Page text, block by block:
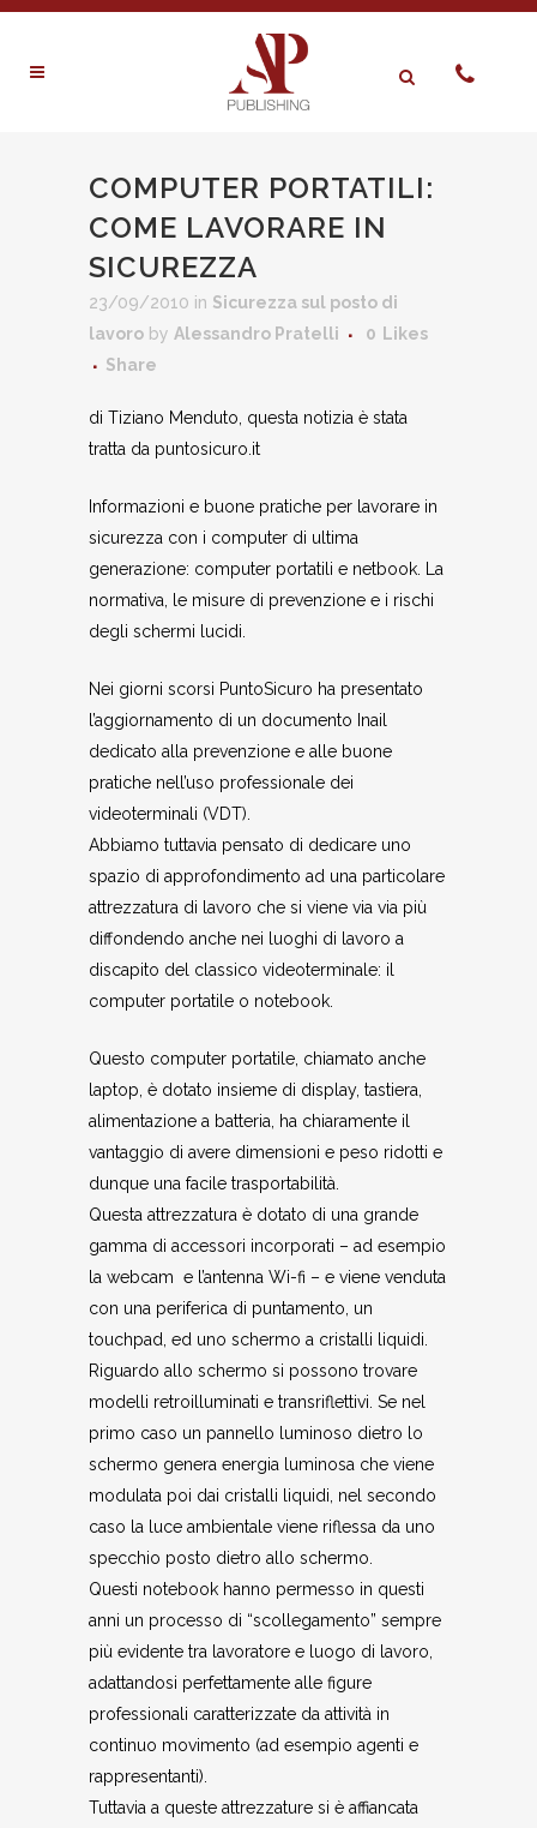
COMPUTER PORTATILI:
COME LAVORARE IN
SICUREZZA
23/09/2010 in Sicurezza sul posto di
lavoro by Alessandro Pratelli 0 Likes
Share
di Tiziano Menduto, questa notizia è stata
tratta da puntosicuro.it
Informazioni e buone pratiche per lavorare in
sicurezza con i computer di ultima
generazione: computer portatili e netbook. La
normativa, le misure di prevenzione e i rischi
degli schermi lucidi.
Nei giorni scorsi PuntoSicuro ha presentato
l’aggiornamento di un documento Inail
dedicato alla prevenzione e alle buone
pratiche nell’uso professionale dei
videoterminali (VDT).
Abbiamo tuttavia pensato di dedicare uno
spazio di approfondimento ad una particolare
attrezzatura di lavoro che si viene via via più
diffondendo anche nei luoghi di lavoro a
discapito del classico videoterminale: il
computer portatile o notebook.
Questo computer portatile, chiamato anche
laptop, è dotato insieme di display, tastiera,
alimentazione a batteria, ha chiaramente il
vantaggio di avere dimensioni e peso ridotti e
dunque una facile trasportabilità.
Questa attrezzatura è dotato di una grande
gamma di accessori incorporati – ad esempio
la webcam e l’antenna Wi-fi – e viene venduta
con una periferica di puntamento, un
touchpad, ed uno schermo a cristalli liquidi.
Riguardo allo schermo si possono trovare
modelli retroilluminati e transriflettivi. Se nel
primo caso un pannello luminoso dietro lo
schermo genera energia luminosa che viene
modulata poi dai cristalli liquidi, nel secondo
caso la luce ambientale viene riflessa da uno
specchio posto dietro allo schermo.
Questi notebook hanno permesso in questi
anni un processo di “scollegamento” sempre
più evidente tra lavoratore e luogo di lavoro,
adattandosi perfettamente alle figure
professionali caratterizzate da attività in
continuo movimento (ad esempio agenti e
rappresentanti).
Tuttavia a queste attrezzature si è affiancata